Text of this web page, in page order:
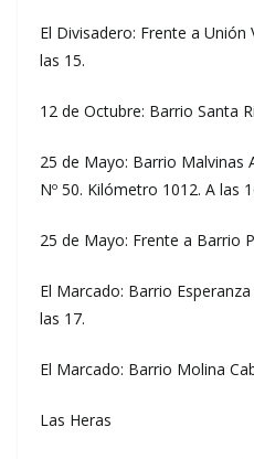
El Divisadero: Frente a
las 15.
12 de Octubre: Barrio Santa
25 de Mayo: Barrio Malvinas
Nº 50. Kilómetro 1012. A las
25 de Mayo: Frente a Barrio
El Marcado: Barrio
las 17.
El Marcado: Barrio Molina
Las Heras